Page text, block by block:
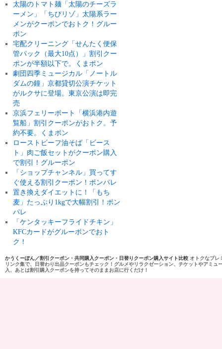
太陽のトマト麺「太陽のチーズラ
ーメン」「ちびリゾ」太陽系ラー
メンがクーポンでおトク！グルー
ポン
宅配クリーニング「せんたく便保
管パック（最大10点）」割引クー
ポンが半額以下で。くまポン
劇団四季ミュージカル「ノートル
ダムの鐘」京都貸切公演チケット
がルクサに登場。東京公演は即完
売
京浜フェリーボート「横浜港内遊
覧船」割引クーポンがおトク。予
約不要。くまポン
ローストビーフ油そば「ビース
ト」肉ご飯セットがクーポン購入
で割引！グルーポン
「ショップチャンネル」買ってす
ぐ使える割引クーポン！ポンパレ
置き換えダイエットに！「もち
麦」たっぷり1kgで大幅割引！ポン
パレ
「ケンタッキーフライドチキン」
KFCカードがグルーポンでおト
ク！
かうくーぽん／割引クーポン・共同購入クーポン・日替りクーポン購入サイト比較 オトクなプレ
リンク集で、日替わり出品クーポンもチェック！グルメやリラクゼーション、チケットやアミ
入、あとは割引購入クーポンを持ってそのままお店に行くだけ！